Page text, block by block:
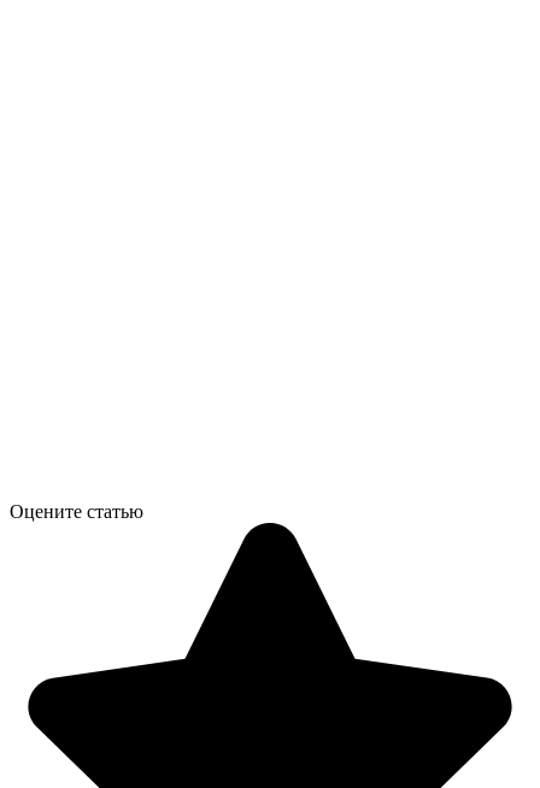
Оцените статью